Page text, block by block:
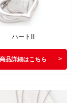
ハートII
商品詳細はこちら